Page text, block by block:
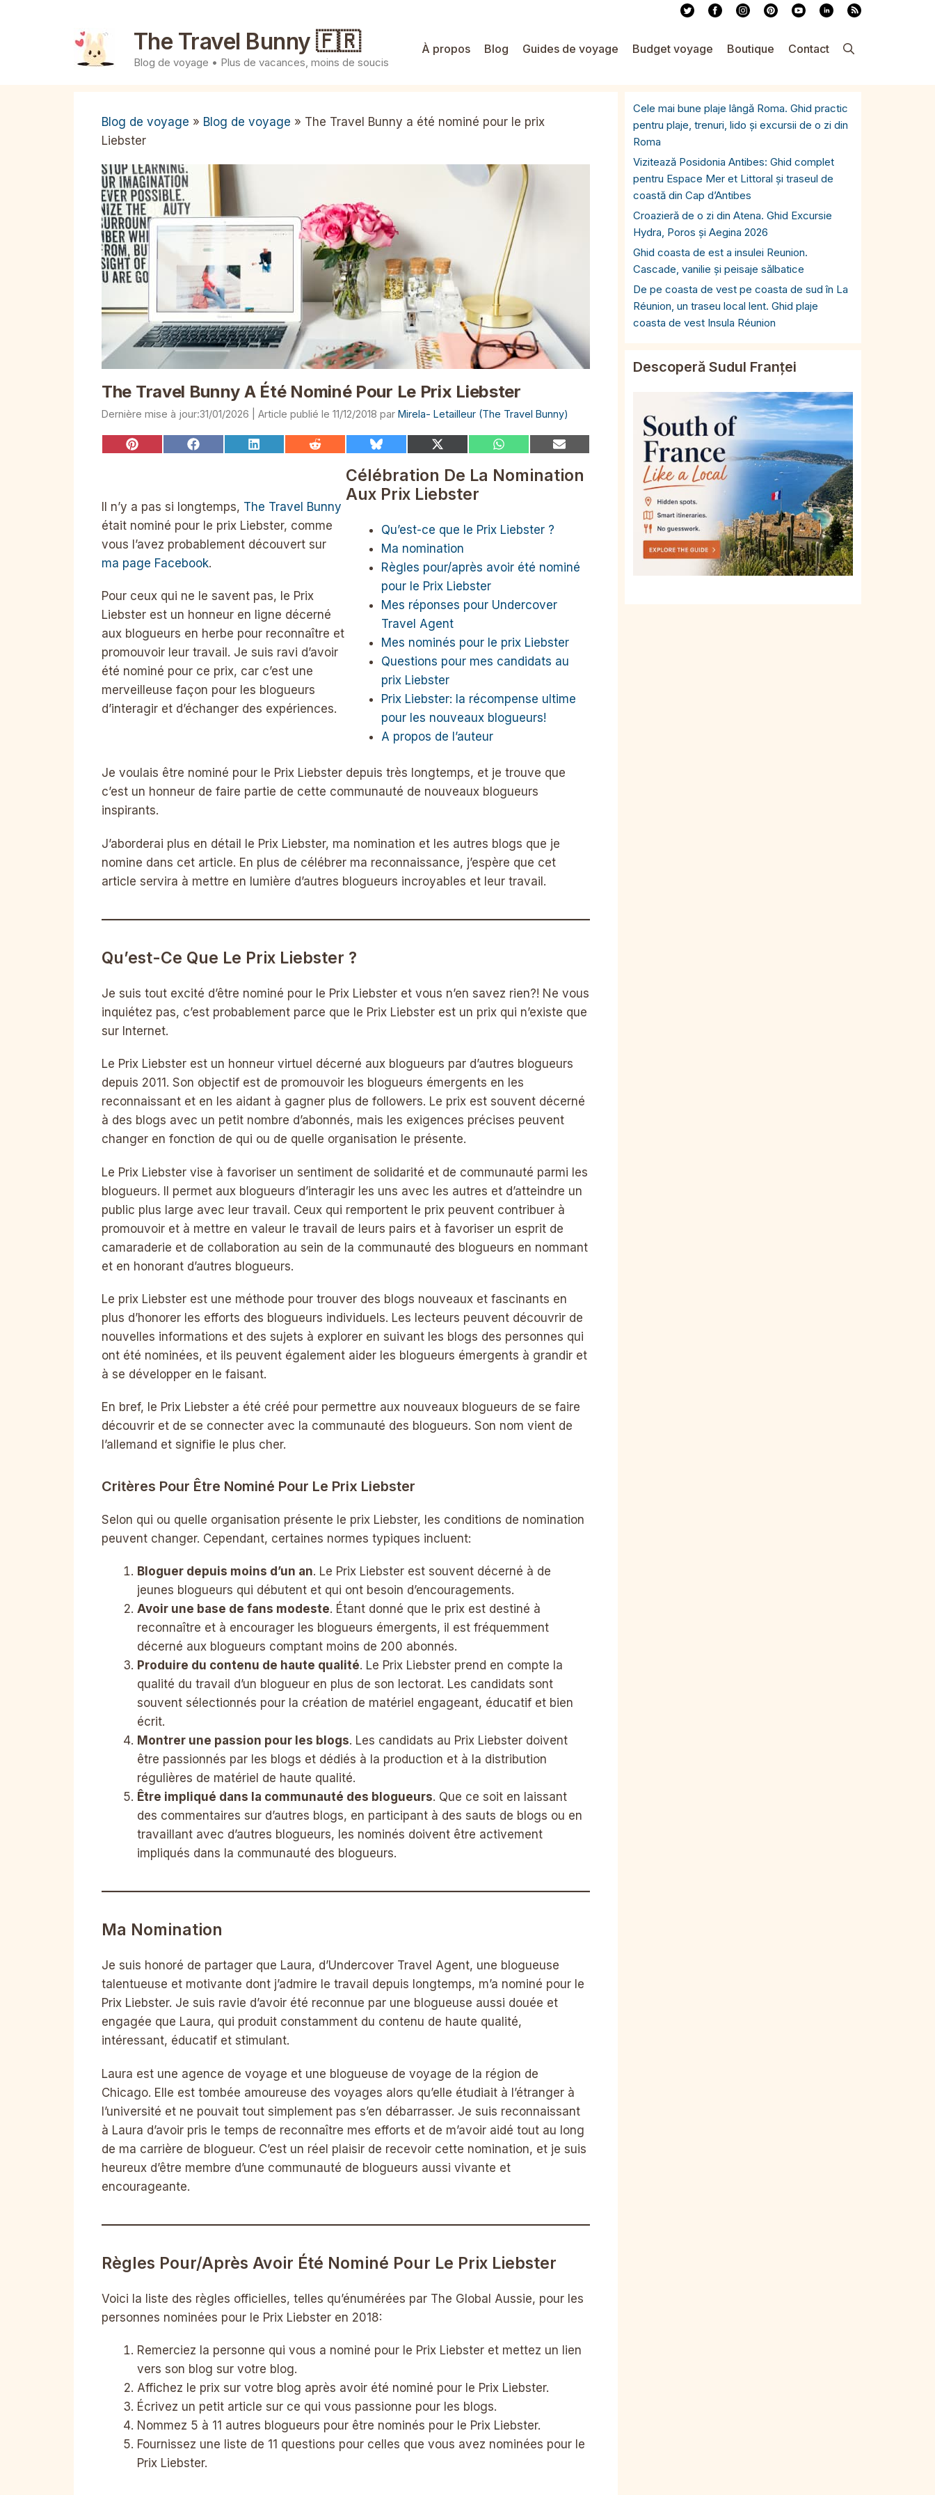
The Travel Bunny 🇫🇷
Blog de voyage • Plus de vacances, moins de soucis
À propos Blog Guides de voyage Budget voyage Boutique Contact
Blog de voyage » Blog de voyage » The Travel Bunny a été nominé pour le prix
Liebster
The Travel Bunny A Été Nominé Pour Le Prix Liebster
31/01/2026 11/12/2018 par Mirela- Letailleur (The Travel Bunny)
Share Share Share Share
Reddit
Share
Bluesky
Share
X
(Twitter)
Share
WhatsApp
Share
Email
Il n’y a pas si longtemps, The Travel Bunny
était nominé pour le prix Liebster, comme
vous l’avez probablement découvert sur
ma page Facebook.
Pour ceux qui ne le savent pas, le Prix
Liebster est un honneur en ligne décerné
aux blogueurs en herbe pour reconnaître et
promouvoir leur travail. Je suis ravi d’avoir
été nominé pour ce prix, car c’est une
merveilleuse façon pour les blogueurs
d’interagir et d’échanger des expériences.
Célébration De La Nomination
Aux Prix Liebster
Qu’est-ce que le Prix Liebster ?
Ma nomination
Règles pour/après avoir été nominé
pour le Prix Liebster
Mes réponses pour Undercover
Travel Agent
Mes nominés pour le prix Liebster
Questions pour mes candidats au
prix Liebster
Prix Liebster: la récompense ultime
pour les nouveaux blogueurs!
A propos de l’auteur
Je voulais être nominé pour le Prix Liebster depuis très longtemps, et je trouve que
c’est un honneur de faire partie de cette communauté de nouveaux blogueurs
inspirants.
J’aborderai plus en détail le Prix Liebster, ma nomination et les autres blogs que je
nomine dans cet article. En plus de célébrer ma reconnaissance, j’espère que cet
article servira à mettre en lumière d’autres blogueurs incroyables et leur travail.
Qu’est-Ce Que Le Prix Liebster ?
Je suis tout excité d’être nominé pour le Prix Liebster et vous n’en savez rien?! Ne vous
inquiétez pas, c’est probablement parce que le Prix Liebster est un prix qui n’existe que
sur Internet.
Le Prix Liebster est un honneur virtuel décerné aux blogueurs par d’autres blogueurs
depuis 2011. Son objectif est de promouvoir les blogueurs émergents en les
reconnaissant et en les aidant à gagner plus de followers. Le prix est souvent décerné
à des blogs avec un petit nombre d’abonnés, mais les exigences précises peuvent
changer en fonction de qui ou de quelle organisation le présente.
Le Prix Liebster vise à favoriser un sentiment de solidarité et de communauté parmi les
blogueurs. Il permet aux blogueurs d’interagir les uns avec les autres et d’atteindre un
public plus large avec leur travail. Ceux qui remportent le prix peuvent contribuer à
promouvoir et à mettre en valeur le travail de leurs pairs et à favoriser un esprit de
camaraderie et de collaboration au sein de la communauté des blogueurs en nommant
et en honorant d’autres blogueurs.
Le prix Liebster est une méthode pour trouver des blogs nouveaux et fascinants en
plus d’honorer les efforts des blogueurs individuels. Les lecteurs peuvent découvrir de
nouvelles informations et des sujets à explorer en suivant les blogs des personnes qui
ont été nominées, et ils peuvent également aider les blogueurs émergents à grandir et
à se développer en le faisant.
En bref, le Prix Liebster a été créé pour permettre aux nouveaux blogueurs de se faire
découvrir et de se connecter avec la communauté des blogueurs. Son nom vient de
l’allemand et signifie le plus cher.
Critères Pour Être Nominé Pour Le Prix Liebster
Selon qui ou quelle organisation présente le prix Liebster, les conditions de nomination
peuvent changer. Cependant, certaines normes typiques incluent:
Bloguer depuis moins d’un an. Le Prix Liebster est souvent décerné à de
jeunes blogueurs qui débutent et qui ont besoin d’encouragements.
Avoir une base de fans modeste. Étant donné que le prix est destiné à
reconnaître et à encourager les blogueurs émergents, il est fréquemment
décerné aux blogueurs comptant moins de 200 abonnés.
Produire du contenu de haute qualité. Le Prix Liebster prend en compte la
qualité du travail d’un blogueur en plus de son lectorat. Les candidats sont
souvent sélectionnés pour la création de matériel engageant, éducatif et bien
écrit.
Montrer une passion pour les blogs. Les candidats au Prix Liebster doivent
être passionnés par les blogs et dédiés à la production et à la distribution
régulières de matériel de haute qualité.
Être impliqué dans la communauté des blogueurs. Que ce soit en laissant
des commentaires sur d’autres blogs, en participant à des sauts de blogs ou en
travaillant avec d’autres blogueurs, les nominés doivent être activement
impliqués dans la communauté des blogueurs.
Ma Nomination
Je suis honoré de partager que Laura, d’Undercover Travel Agent, une blogueuse
talentueuse et motivante dont j’admire le travail depuis longtemps, m’a nominé pour le
Prix Liebster. Je suis ravie d’avoir été reconnue par une blogueuse aussi douée et
engagée que Laura, qui produit constamment du contenu de haute qualité,
intéressant, éducatif et stimulant.
Laura est une agence de voyage et une blogueuse de voyage de la région de
Chicago. Elle est tombée amoureuse des voyages alors qu’elle étudiait à l’étranger à
l’université et ne pouvait tout simplement pas s’en débarrasser. Je suis reconnaissant
à Laura d’avoir pris le temps de reconnaître mes efforts et de m’avoir aidé tout au long
de ma carrière de blogueur. C’est un réel plaisir de recevoir cette nomination, et je suis
heureux d’être membre d’une communauté de blogueurs aussi vivante et
encourageante.
Règles Pour/après Avoir Été Nominé Pour Le Prix Liebster
Voici la liste des règles officielles, telles qu’énumérées par The Global Aussie, pour les
personnes nominées pour le Prix Liebster en 2018:
Remerciez la personne qui vous a nominé pour le Prix Liebster et mettez un lien
vers son blog sur votre blog.
Affichez le prix sur votre blog après avoir été nominé pour le Prix Liebster.
Écrivez un petit article sur ce qui vous passionne pour les blogs.
Nommez 5 à 11 autres blogueurs pour être nominés pour le Prix Liebster.
Fournissez une liste de 11 questions pour celles que vous avez nominées pour le
Prix Liebster.
Cele mai bune plaje lângă Roma. Ghid practic
pentru plaje, trenuri, lido și excursii de o zi din
Roma
Vizitează Posidonia Antibes: Ghid complet
pentru Espace Mer et Littoral și traseul de
coastă din Cap d’Antibes
Croazieră de o zi din Atena. Ghid Excursie
Hydra, Poros și Aegina 2026
Ghid coasta de est a insulei Reunion.
Cascade, vanilie și peisaje sălbatice
De pe coasta de vest pe coasta de sud în La
Réunion, un traseu local lent. Ghid plaje
coasta de vest Insula Réunion
Descoperă Sudul Franței